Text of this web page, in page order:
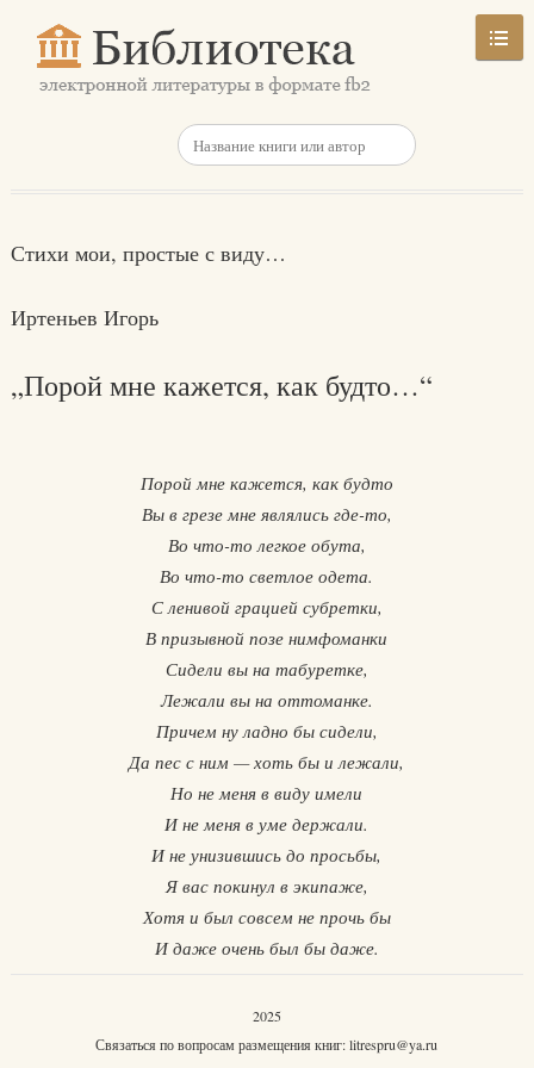
Стихи мои, простые с виду…
Иртеньев Игорь
„Порой мне кажется, как будто…“
Порой мне кажется, как будто
Вы в грезе мне являлись где-то,
Во что-то легкое обута,
Во что-то светлое одета.
С ленивой грацией субретки,
В призывной позе нимфоманки
Сидели вы на табуретке,
Лежали вы на оттоманке.
Причем ну ладно бы сидели,
Да пес с ним — хоть бы и лежали,
Но не меня в виду имели
И не меня в уме держали.
И не унизившись до просьбы,
Я вас покинул в экипаже,
Хотя и был совсем не прочь бы
И даже очень был бы даже.
2025
Связаться по вопросам размещения книг:litrespru@ya.ru